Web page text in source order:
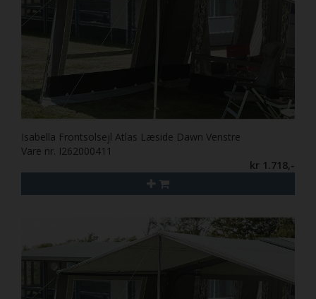
Isabella Frontsolsejl Atlas Læside Dawn Venstre
Vare nr. I262000411
kr 1.718,-